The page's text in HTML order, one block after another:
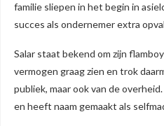
familie sliepen in het begin in
succes als ondernemer extra
Salar staat bekend om zijn
vermogen graag zien en trok
publiek, maar ook van de
en heeft naam gemaakt als